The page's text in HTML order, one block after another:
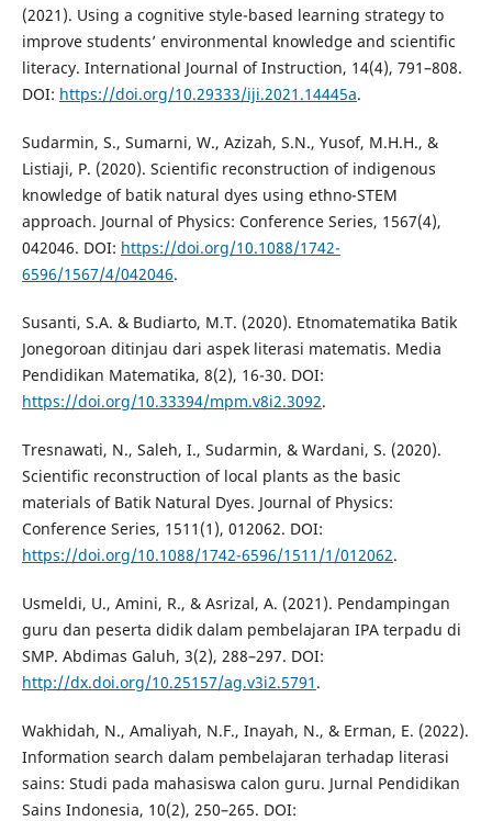
(2021). Using a cognitive style-based learning strategy to
improve students’ environmental knowledge and scientific
literacy. International Journal of Instruction, 14(4), 791–808.
DOI: https://doi.org/10.29333/iji.2021.14445a.
Sudarmin, S., Sumarni, W., Azizah, S.N., Yusof, M.H.H., &
Listiaji, P. (2020). Scientific reconstruction of indigenous
knowledge of batik natural dyes using ethno-STEM
approach. Journal of Physics: Conference Series, 1567(4),
042046. DOI: https://doi.org/10.1088/1742-
6596/1567/4/042046.
Susanti, S.A. & Budiarto, M.T. (2020). Etnomatematika Batik
Jonegoroan ditinjau dari aspek literasi matematis. Media
Pendidikan Matematika, 8(2), 16-30. DOI:
https://doi.org/10.33394/mpm.v8i2.3092.
Tresnawati, N., Saleh, I., Sudarmin, & Wardani, S. (2020).
Scientific reconstruction of local plants as the basic
materials of Batik Natural Dyes. Journal of Physics:
Conference Series, 1511(1), 012062. DOI:
https://doi.org/10.1088/1742-6596/1511/1/012062.
Usmeldi, U., Amini, R., & Asrizal, A. (2021). Pendampingan
guru dan peserta didik dalam pembelajaran IPA terpadu di
SMP. Abdimas Galuh, 3(2), 288–297. DOI:
http://dx.doi.org/10.25157/ag.v3i2.5791 .
Wakhidah, N., Amaliyah, N.F., Inayah, N., & Erman, E. (2022).
Information search dalam pembelajaran terhadap literasi
sains: Studi pada mahasiswa calon guru. Jurnal Pendidikan
Sains Indonesia, 10(2), 250–265. DOI: